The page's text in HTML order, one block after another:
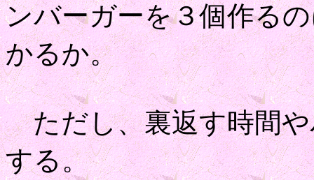
ンバーガーを３個作る
かるか。
ただし、裏返す時間や
する。